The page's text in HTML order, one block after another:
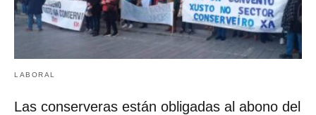
LABORAL
Las conserveras están obligadas al abono del